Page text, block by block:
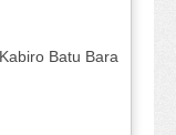
Kabiro Batu Bara